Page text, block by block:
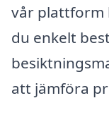
vår plattform
du enkelt
att jämföra